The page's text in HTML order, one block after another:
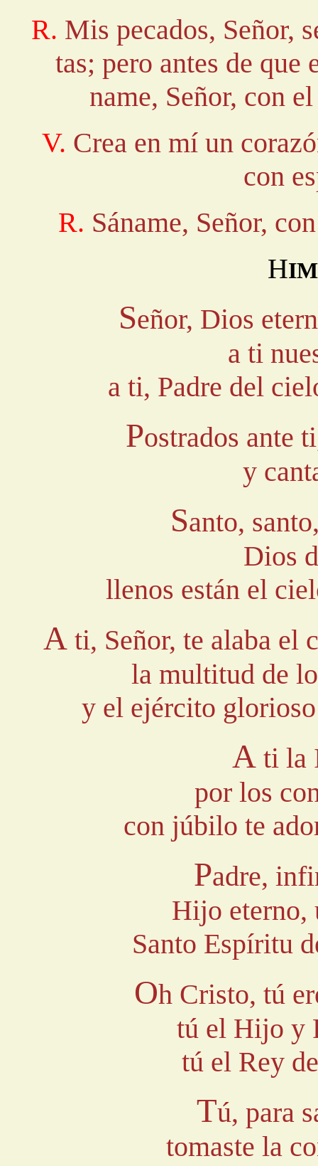
R. Mis pecados, Señor,
tas; pero antes de
name, Señor, con
V. Crea en mí un
con
R. Sáname, Señor,
H
Señor, Dios
a ti
a ti, Padre del
Postrados ante
y
Santo,
Dios
llenos están el
A ti, Señor, te alaba el
la multitud de
y el ejército
A ti la
por los
con júbilo te
Padre,
Hijo eterno,
Santo Espíritu
Oh Cristo, tú
tú el Hijo y
tú el Rey
Tú, para
tomaste la